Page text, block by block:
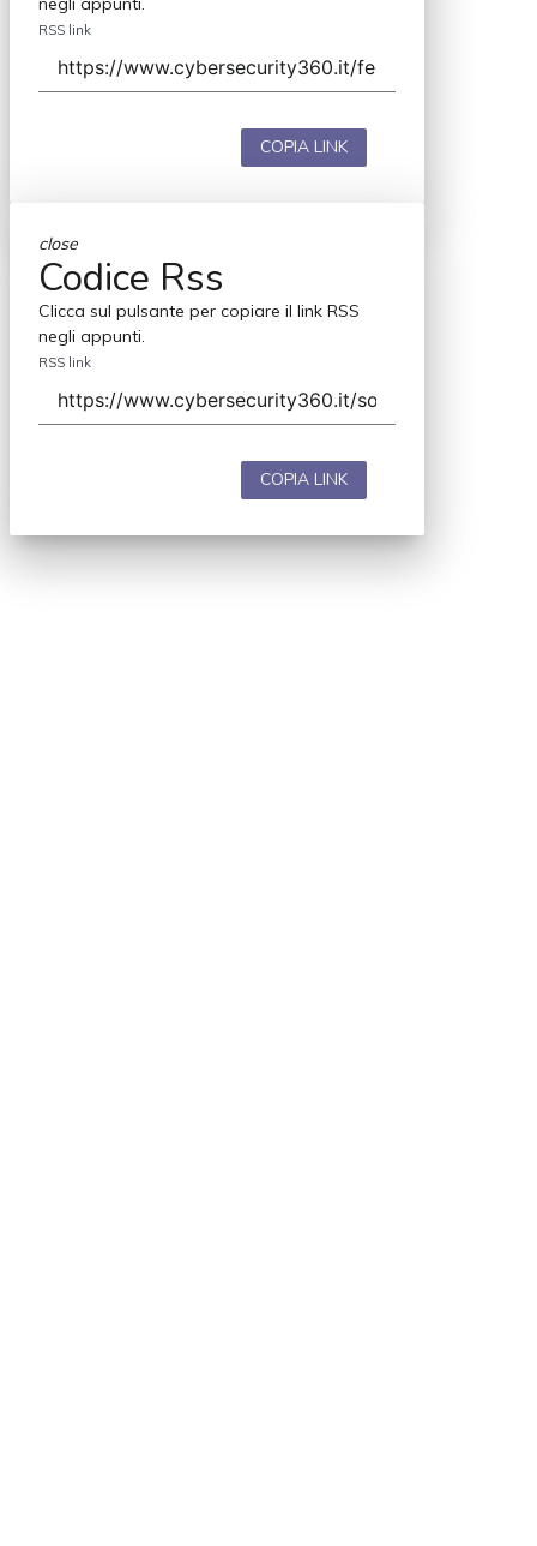
RSS link
COPIA LINK
close
Codice Rss
Clicca sul pulsante per copiare il link RSS
negli appunti.
RSS link
COPIA LINK